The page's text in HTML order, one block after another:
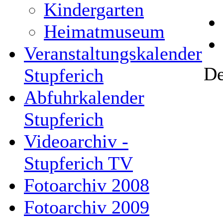
Kindergarten
Heimatmuseum
Veranstaltungskalender
Stupferich
Abfuhrkalender
Stupferich
Videoarchiv -
Stupferich TV
Fotoarchiv 2008
Fotoarchiv 2009